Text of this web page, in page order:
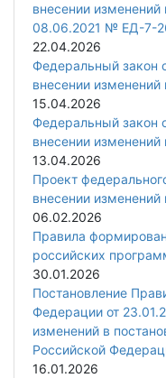
внесении
08.06.2021 № ЕД-7-
22.04.2026
Федеральный закон
внесении изменений
15.04.2026
Федеральный
внесении
13.04.2026
Проект
внесении
06.02.2026
Правила
российских
30.01.2026
Постановление
Федерации от
изменений в
Российской
16.01.2026